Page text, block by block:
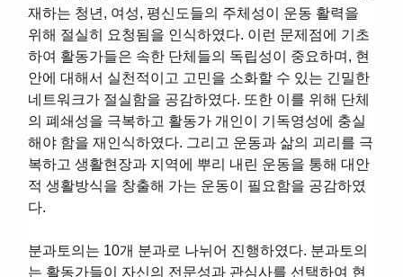
재하는 청년, 여성, 평신도들의 주체성이 운동 활력을
위해 절실히 요청됨을 인식하였다. 이런 문제점에 기초
하여 활동가들은 속한 단체들의 독립성이 중요하며, 현
안에 대해서 실천적이고 고민을 소화할 수 있는 긴밀한
네트워크가 절실함을 공감하였다. 또한 이를 위해 단체
의 폐쇄성을 극복하고 활동가 개인이 기독영성에 충실
해야 함을 재인식하였다. 그리고 운동과 삶의 괴리를 극
복하고 생활현장과 지역에 뿌리 내린 운동을 통해 대안
적 생활방식을 창출해 가는 운동이 필요함을 공감하였
다.
분과토의는 10개 분과로 나뉘어 진행하였다. 분과토의
는 활동가들이 자신의 전문성과 관심사를 선택하여 현